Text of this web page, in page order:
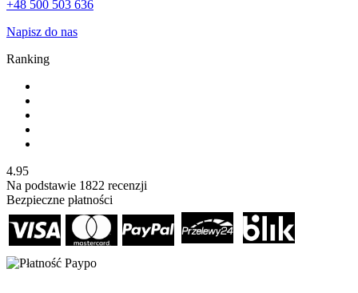
+48 500 503 636
Napisz do nas
Ranking
4.95
Na podstawie 1822 recenzji
Bezpieczne płatności